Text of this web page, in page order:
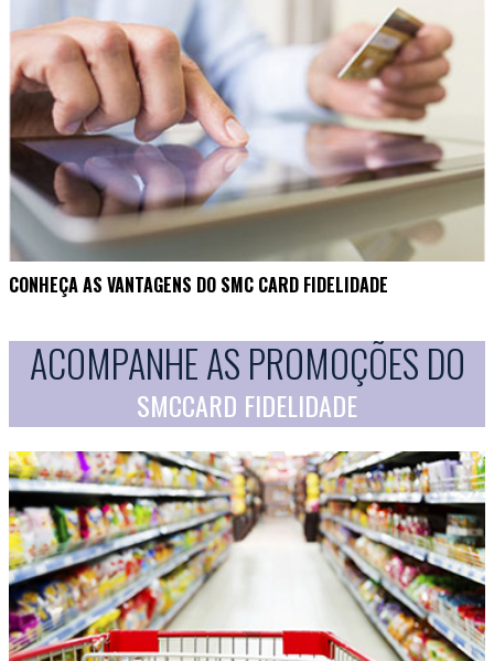
CONHEÇA AS VANTAGENS DO SMC CARD FIDELIDADE
ACOMPANHE AS PROMOÇÕES DO
SMCCARD FIDELIDADE